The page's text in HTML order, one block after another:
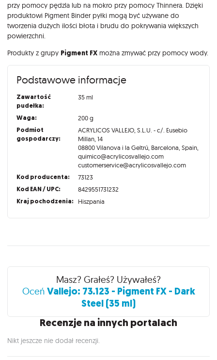
przy pomocy pędzla lub na mokro przy pomocy Thinnera. Dzięki
produktowi Pigment Binder pyłki mogą być używane do
tworzenia dużych ilości błota i brudu do pokrywania większych
powierzchni.
Produkty z grupy Pigment FX można zmywać przy pomocy wody.
Podstawowe informacje
Zawartość
pudełka:
35 ml
Waga: 200 g
Podmiot
gospodarczy:
ACRYLICOS VALLEJO, S.L.U. - c/. Eusebio
Millan, 14
08800 Vilanova i la Geltrú, Barcelona, Spain,
quimico@acrylicosvallejo.com
customerservice@acrylicosvallejo.com
Kod producenta: 73123
Kod EAN / UPC: 8429551731232
Kraj pochodzenia: Hiszpania
Recenzje
Masz? Grałeś? Używałeś?
Oceń Vallejo: 73.123 - Pigment FX - Dark
Steel (35 ml)
Recenzje na innych portalach
Nikt jeszcze nie dodał recenzji.